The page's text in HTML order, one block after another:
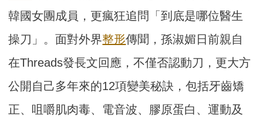
韓國女團成員，更瘋狂追問「到底是哪位醫生
操刀」。面對外界整形傳聞，孫淑媚日前親自
在Threads發長文回應，不僅否認動刀，更大方
公開自己多年來的12項變美秘訣，包括牙齒矯
正、咀嚼肌肉毒、電音波、膠原蛋白、運動及